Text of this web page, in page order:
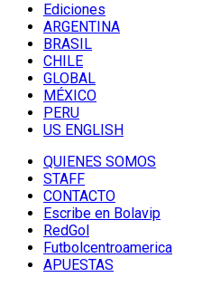
Ediciones
ARGENTINA
BRASIL
CHILE
GLOBAL
MÉXICO
PERU
US ENGLISH
QUIENES SOMOS
STAFF
CONTACTO
Escribe en Bolavip
RedGol
Futbolcentroamerica
APUESTAS